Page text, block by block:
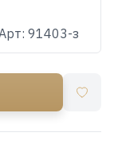
91403-з